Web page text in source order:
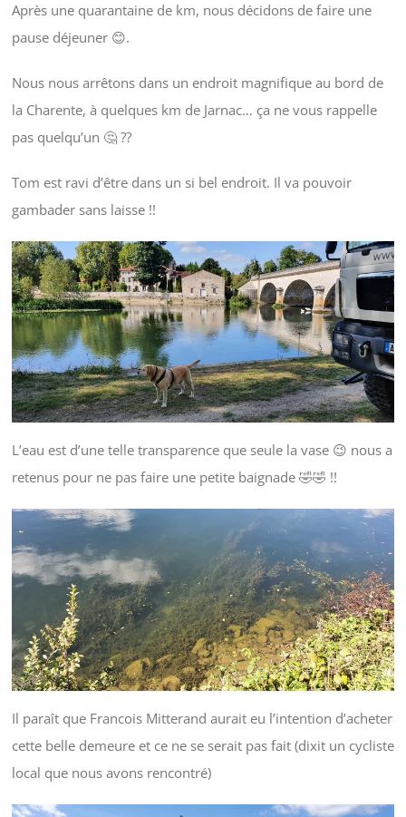
Après une quarantaine de km, nous décidons de faire une
pause déjeuner 😊.
Nous nous arrêtons dans un endroit magnifique au bord de
la Charente, à quelques km de Jarnac… ça ne vous rappelle
pas quelqu’un 🤔 ??
Tom est ravi d’être dans un si bel endroit. Il va pouvoir
gambader sans laisse !!
L’eau est d’une telle transparence que seule la vase 😉 nous a
retenus pour ne pas faire une petite baignade 🤣🤣 !!
Il paraît que Francois Mitterand aurait eu l’intention d’acheter
cette belle demeure et ce ne se serait pas fait (dixit un cycliste
local que nous avons rencontré)